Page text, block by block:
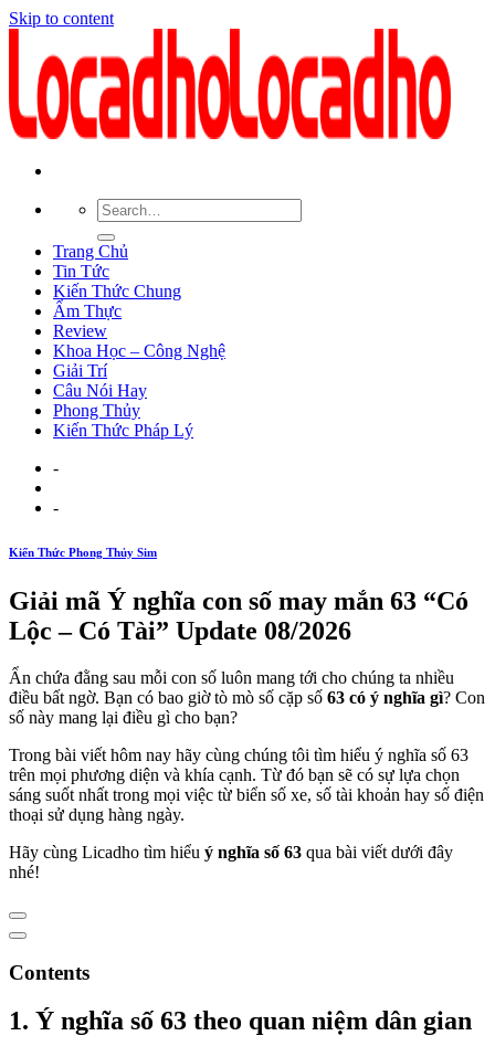
Skip to content
Trang Chủ
Tin Tức
Kiến Thức Chung
Ẩm Thực
Review
Khoa Học – Công Nghệ
Giải Trí
Câu Nói Hay
Phong Thủy
Kiến Thức Pháp Lý
-
-
Kiến Thức Phong Thủy Sim
Giải mã Ý nghĩa con số may mắn 63 “Có
Lộc – Có Tài” Update 08/2026
Ẩn chứa đằng sau mỗi con số luôn mang tới cho chúng ta nhiều
điều bất ngờ. Bạn có bao giờ tò mò số cặp số 63 có ý nghĩa gì? Con
số này mang lại điều gì cho bạn?
Trong bài viết hôm nay hãy cùng chúng tôi tìm hiểu ý nghĩa số 63
trên mọi phương diện và khía cạnh. Từ đó bạn sẽ có sự lựa chọn
sáng suốt nhất trong mọi việc từ biển số xe, số tài khoản hay số điện
thoại sử dụng hàng ngày.
Hãy cùng Licadho tìm hiểu ý nghĩa số 63 qua bài viết dưới đây
nhé!
Contents
1. Ý nghĩa số 63 theo quan niệm dân gian